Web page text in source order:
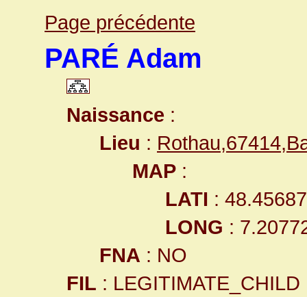
Page précédente
PARÉ Adam
Naissance :
Lieu :
MAP :
LATI :
LONG :
FNA : NO
FIL : LEGITIMATE_CHILD